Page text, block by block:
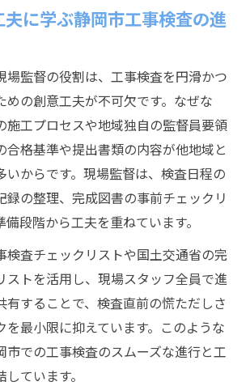
に学ぶ静岡市工事検査の進
場監督の役割は、工事検査を円滑かつ
めの創意工夫が不可欠です。なぜな
施工プロセスや地域独自の監督員要領
合格基準や提出書類の内容が他地域と
いからです。現場監督は、検査日程の
録の整理、完成図書の事前チェックリ
段階から工夫を重ねています。
検査チェックリストや国土交通省の完
ストを活用し、現場スタッフ全員で進
有することで、検査直前の慌ただしさ
を最小限に抑えています。このような
市での工事検査のスムーズな進行と工
ています。